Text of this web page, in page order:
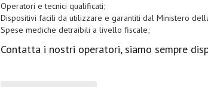
Operatori e tecnici qualificati;
Dispositivi facili da utilizzare e garantiti dal Ministero
Spese mediche detraibili a livello fiscale;
Contatta i nostri operatori, siamo sempre